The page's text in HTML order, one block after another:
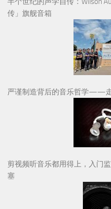
传」旗舰音箱
严谨制造背后的音乐哲学——走
剪视频听音乐都用得上，入门
塞